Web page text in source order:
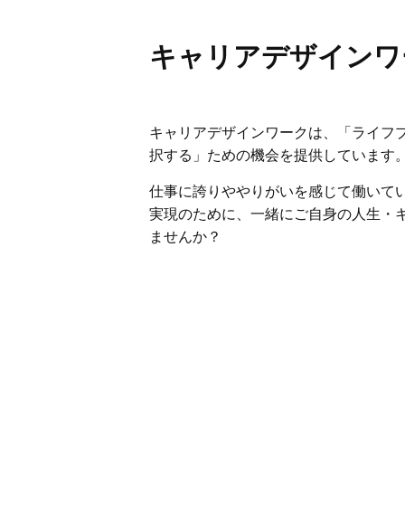
キャリアデザイン
キャリアデザインワークは、「ライフ
択する」ための機会を提供しています
仕事に誇りややりがいを感じて働いて
実現のために、一緒にご自身の人生・
ませんか？